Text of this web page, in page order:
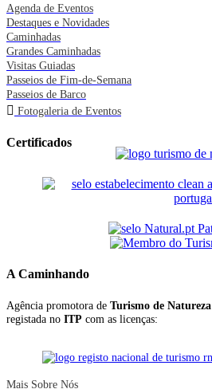
Agenda de Eventos
Destaques e Novidades
Caminhadas
Grandes Caminhadas
Visitas Guiadas
Passeios de Fim-de-Semana
Passeios de Barco
Fotogaleria de Eventos
Certificados
A Caminhando
Agência promotora de Turismo de Natureza
registada no ITP com as licenças:
Mais Sobre Nós